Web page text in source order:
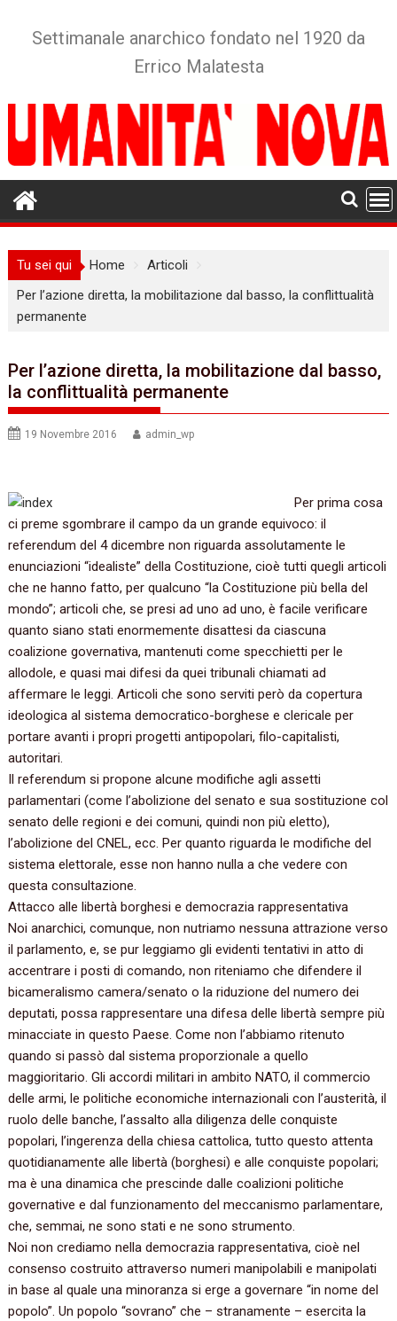
Settimanale anarchico fondato nel 1920 da
Errico Malatesta
Tu sei qui Home
Articoli
Per l’azione diretta, la mobilitazione dal basso, la conflittualità
permanente
Per l’azione diretta, la mobilitazione dal basso,
la conflittualità permanente
19 Novembre 2016 admin_wp
Per prima cosa
ci preme sgombrare il campo da un grande equivoco: il
referendum del 4 dicembre non riguarda assolutamente le
enunciazioni “idealiste” della Costituzione, cioè tutti quegli articoli
che ne hanno fatto, per qualcuno “la Costituzione più bella del
mondo”; articoli che, se presi ad uno ad uno, è facile verificare
quanto siano stati enormemente disattesi da ciascuna
coalizione governativa, mantenuti come specchietti per le
allodole, e quasi mai difesi da quei tribunali chiamati ad
affermare le leggi. Articoli che sono serviti però da copertura
ideologica al sistema democratico-borghese e clericale per
portare avanti i propri progetti antipopolari, filo-capitalisti,
autoritari.
Il referendum si propone alcune modifiche agli assetti
parlamentari (come l’abolizione del senato e sua sostituzione col
senato delle regioni e dei comuni, quindi non più eletto),
l’abolizione del CNEL, ecc. Per quanto riguarda le modifiche del
sistema elettorale, esse non hanno nulla a che vedere con
questa consultazione.
Attacco alle libertà borghesi e democrazia rappresentativa
Noi anarchici, comunque, non nutriamo nessuna attrazione verso
il parlamento, e, se pur leggiamo gli evidenti tentativi in atto di
accentrare i posti di comando, non riteniamo che difendere il
bicameralismo camera/senato o la riduzione del numero dei
deputati, possa rappresentare una difesa delle libertà sempre più
minacciate in questo Paese. Come non l’abbiamo ritenuto
quando si passò dal sistema proporzionale a quello
maggioritario. Gli accordi militari in ambito NATO, il commercio
delle armi, le politiche economiche internazionali con l’austerità, il
ruolo delle banche, l’assalto alla diligenza delle conquiste
popolari, l’ingerenza della chiesa cattolica, tutto questo attenta
quotidianamente alle libertà (borghesi) e alle conquiste popolari;
ma è una dinamica che prescinde dalle coalizioni politiche
governative e dal funzionamento del meccanismo parlamentare,
che, semmai, ne sono stati e ne sono strumento.
Noi non crediamo nella democrazia rappresentativa, cioè nel
consenso costruito attraverso numeri manipolabili e manipolati
in base al quale una minoranza si erge a governare “in nome del
popolo”. Un popolo “sovrano” che – stranamente – esercita la